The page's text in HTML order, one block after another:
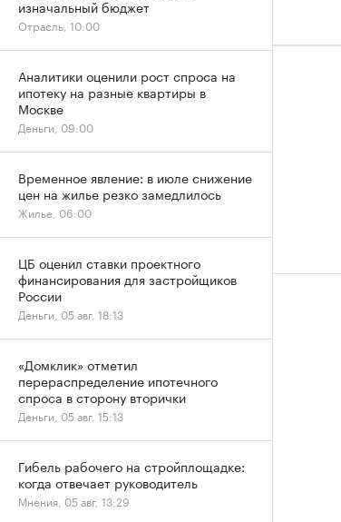
изначальный бюджет
Отрасль, 10:00
Аналитики оценили рост спроса на
ипотеку на разные квартиры в
Москве
Деньги, 09:00
Временное явление: в июле снижение
цен на жилье резко замедлилось
Жилье, 06:00
ЦБ оценил ставки проектного
финансирования для застройщиков
России
Деньги, 05 авг, 18:13
«Домклик» отметил
перераспределение ипотечного
спроса в сторону вторички
Деньги, 05 авг, 15:13
Гибель рабочего на стройплощадке:
когда отвечает руководитель
Мнения, 05 авг, 13:29